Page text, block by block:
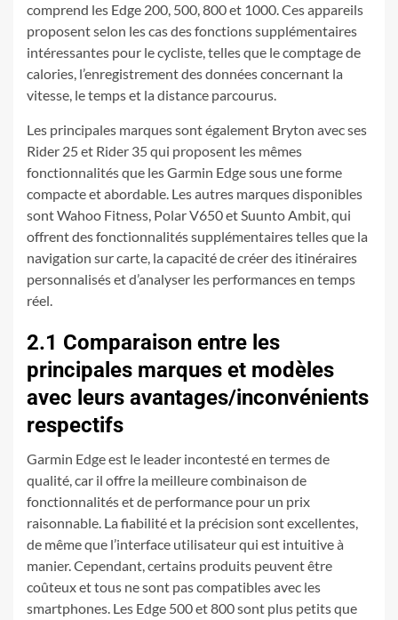
comprend les Edge 200, 500, 800 et 1000. Ces appareils
proposent selon les cas des fonctions supplémentaires
intéressantes pour le cycliste, telles que le comptage de
calories, l’enregistrement des données concernant la
vitesse, le temps et la distance parcourus.
Les principales marques sont également Bryton avec ses
Rider 25 et Rider 35 qui proposent les mêmes
fonctionnalités que les Garmin Edge sous une forme
compacte et abordable. Les autres marques disponibles
sont Wahoo Fitness, Polar V650 et Suunto Ambit, qui
offrent des fonctionnalités supplémentaires telles que la
navigation sur carte, la capacité de créer des itinéraires
personnalisés et d’analyser les performances en temps
réel.
2.1 Comparaison entre les
principales marques et modèles
avec leurs avantages/inconvénients
respectifs
Garmin Edge est le leader incontesté en termes de
qualité, car il offre la meilleure combinaison de
fonctionnalités et de performance pour un prix
raisonnable. La fiabilité et la précision sont excellentes,
de même que l’interface utilisateur qui est intuitive à
manier. Cependant, certains produits peuvent être
coûteux et tous ne sont pas compatibles avec les
smartphones. Les Edge 500 et 800 sont plus petits que